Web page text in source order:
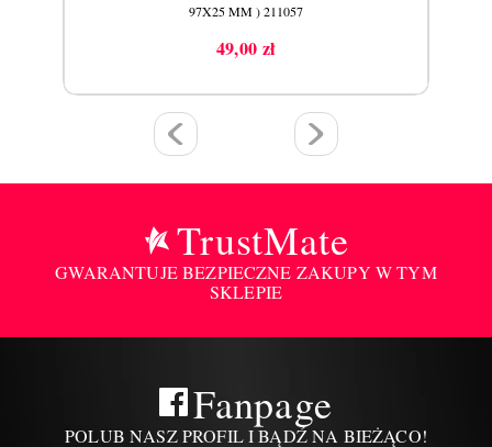
97X25 MM ) 211057
Cena
49,00 zł
TrustMate
GWARANTUJE BEZPIECZNE ZAKUPY W TYM
SKLEPIE
Fanpage
POLUB NASZ PROFIL I BĄDŹ NA BIEŻĄCO!